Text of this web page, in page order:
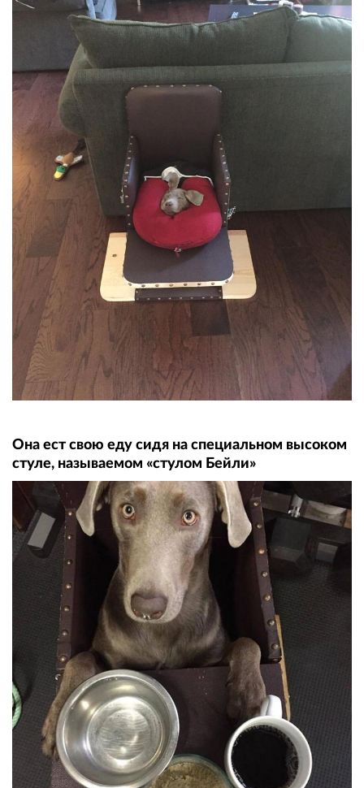
Она ест свою еду сидя на специальном высоком
стуле, называемом «стулом Бейли»